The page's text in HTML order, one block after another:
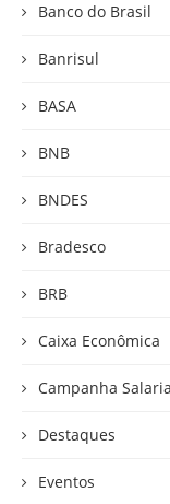
Banco do Brasil
Banrisul
BASA
BNB
BNDES
Bradesco
BRB
Caixa Econômica
Campanha
Destaques
Eventos